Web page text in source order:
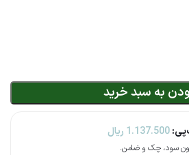
به سبد خرید
1.137.500 ریال